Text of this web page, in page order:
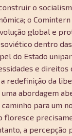
o
o
global e
dentro
do Estado
e direitos
a redefinição da
abordagem
para um
floresce
a percepção